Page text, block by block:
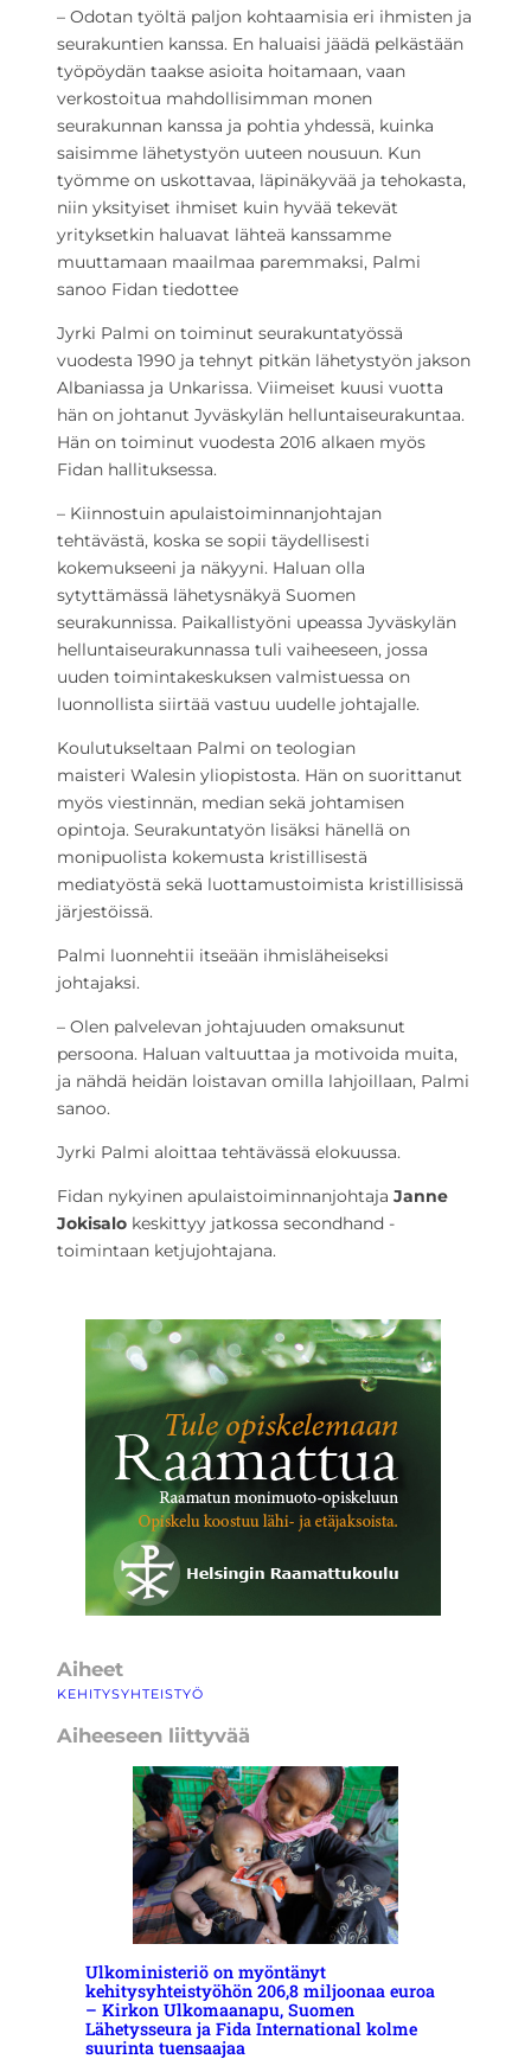
– Odotan työltä paljon kohtaamisia eri ihmisten ja
seurakuntien kanssa. En haluaisi jäädä pelkästään
työpöydän taakse asioita hoitamaan, vaan
verkostoitua mahdollisimman monen
seurakunnan kanssa ja pohtia yhdessä, kuinka
saisimme lähetystyön uuteen nousuun. Kun
työmme on uskottavaa, läpinäkyvää ja tehokasta,
niin yksityiset ihmiset kuin hyvää tekevät
yrityksetkin haluavat lähteä kanssamme
muuttamaan maailmaa paremmaksi, Palmi
sanoo Fidan tiedottee
Jyrki Palmi on toiminut seurakuntatyössä
vuodesta 1990 ja tehnyt pitkän lähetystyön jakson
Albaniassa ja Unkarissa. Viimeiset kuusi vuotta
hän on johtanut Jyväskylän helluntaiseurakuntaa.
Hän on toiminut vuodesta 2016 alkaen myös
Fidan hallituksessa.
– Kiinnostuin apulaistoiminnanjohtajan
tehtävästä, koska se sopii täydellisesti
kokemukseeni ja näkyyni. Haluan olla
sytyttämässä lähetysnäkyä Suomen
seurakunnissa. Paikallistyöni upeassa Jyväskylän
helluntaiseurakunnassa tuli vaiheeseen, jossa
uuden toimintakeskuksen valmistuessa on
luonnollista siirtää vastuu uudelle johtajalle.
Koulutukseltaan Palmi on teologian
maisteri Walesin yliopistosta. Hän on suorittanut
myös viestinnän, median sekä johtamisen
opintoja. Seurakuntatyön lisäksi hänellä on
monipuolista kokemusta kristillisestä
mediatyöstä sekä luottamustoimista kristillisissä
järjestöissä.
Palmi luonnehtii itseään ihmisläheiseksi
johtajaksi.
– Olen palvelevan johtajuuden omaksunut
persoona. Haluan valtuuttaa ja motivoida muita,
ja nähdä heidän loistavan omilla lahjoillaan, Palmi
sanoo.
Jyrki Palmi aloittaa tehtävässä elokuussa.
Fidan nykyinen apulaistoiminnanjohtaja Janne
Jokisalo keskittyy jatkossa secondhand -
toimintaan ketjujohtajana.
Aiheet
KEHITYSYHTEISTYÖ
Aiheeseen liittyvää
Ulkoministeriö on myöntänyt
kehitysyhteistyöhön 206,8 miljoonaa euroa
– Kirkon Ulkomaanapu, Suomen
Lähetysseura ja Fida International kolme
suurinta tuensaajaa